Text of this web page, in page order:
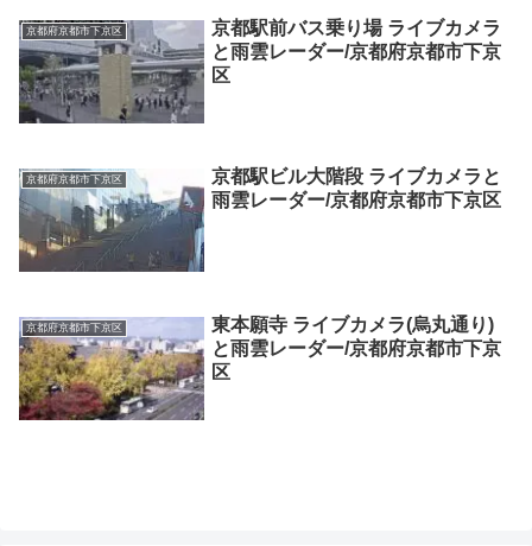
京都府京都市下京区
京都駅前バス乗り場 ライブカメラ
と雨雲レーダー/京都府京都市下京
区
京都府京都市下京区
京都駅ビル大階段 ライブカメラと
雨雲レーダー/京都府京都市下京区
京都府京都市下京区
東本願寺 ライブカメラ(烏丸通り)
と雨雲レーダー/京都府京都市下京
区